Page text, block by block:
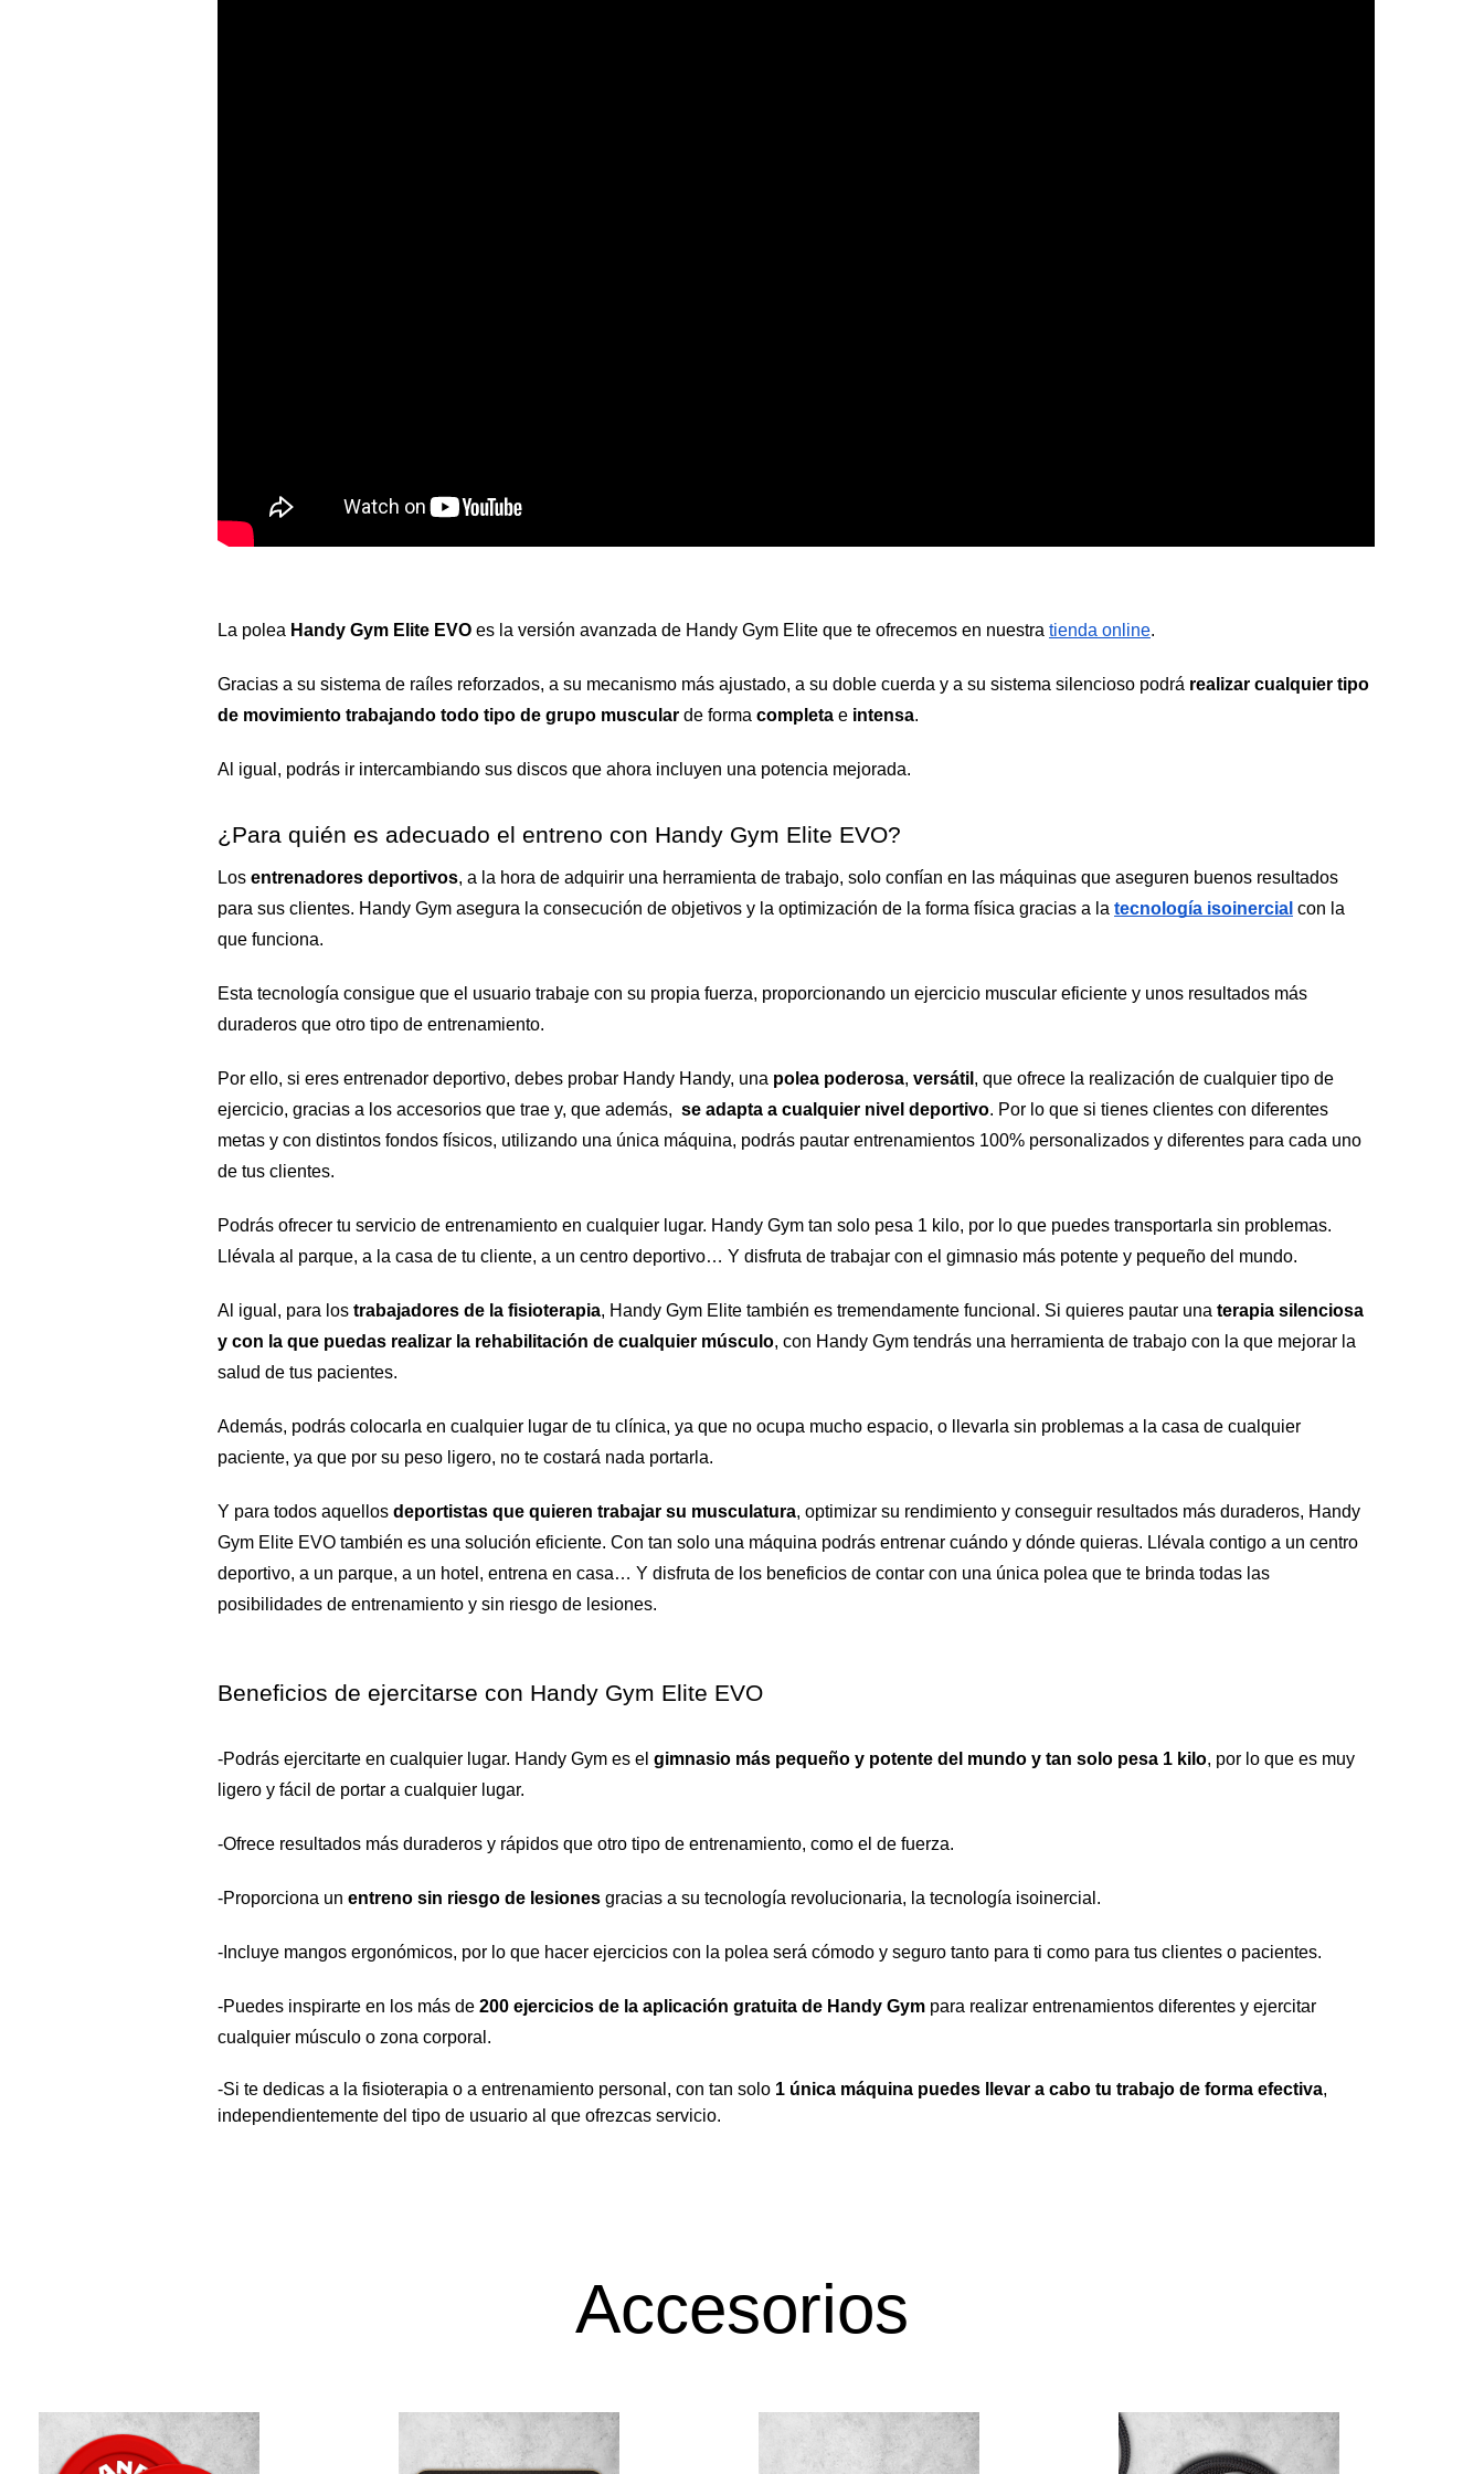
La polea Handy Gym Elite EVO es la versión avanzada de Handy Gym Elite que te ofrecemos en nuestra tienda online.
Gracias a su sistema de raíles reforzados, a su mecanismo más ajustado, a su doble cuerda y a su sistema silencioso podrá realizar cualquier tipo
de movimiento trabajando todo tipo de grupo muscular de forma completa e intensa.
Al igual, podrás ir intercambiando sus discos que ahora incluyen una potencia mejorada.
¿Para quién es adecuado el entreno con Handy Gym Elite EVO?
Los entrenadores deportivos, a la hora de adquirir una herramienta de trabajo, solo confían en las máquinas que aseguren buenos resultados
para sus clientes. Handy Gym asegura la consecución de objetivos y la optimización de la forma física gracias a la tecnología isoinercial con la
que funciona.
Esta tecnología consigue que el usuario trabaje con su propia fuerza, proporcionando un ejercicio muscular eficiente y unos resultados más
duraderos que otro tipo de entrenamiento.
Por ello, si eres entrenador deportivo, debes probar Handy Handy, una polea poderosa, versátil , que ofrece la realización de cualquier tipo de
ejercicio, gracias a los accesorios que trae y, que además, se adapta a cualquier nivel deportivo. Por lo que si tienes clientes con diferentes
metas y con distintos fondos físicos, utilizando una única máquina, podrás pautar entrenamientos 100% personalizados y diferentes para cada uno
de tus clientes.
Podrás ofrecer tu servicio de entrenamiento en cualquier lugar. Handy Gym tan solo pesa 1 kilo, por lo que puedes transportarla sin problemas.
Llévala al parque, a la casa de tu cliente, a un centro deportivo… Y disfruta de trabajar con el gimnasio más potente y pequeño del mundo.
Al igual, para los trabajadores de la fisioterapia, Handy Gym Elite también es tremendamente funcional. Si quieres pautar una terapia silenciosa
y con la que puedas realizar la rehabilitación de cualquier músculo, con Handy Gym tendrás una herramienta de trabajo con la que mejorar la
salud de tus pacientes.
Además, podrás colocarla en cualquier lugar de tu clínica, ya que no ocupa mucho espacio, o llevarla sin problemas a la casa de cualquier
paciente, ya que por su peso ligero, no te costará nada portarla.
Y para todos aquellos deportistas que quieren trabajar su musculatura, optimizar su rendimiento y conseguir resultados más duraderos, Handy
Gym Elite EVO también es una solución eficiente. Con tan solo una máquina podrás entrenar cuándo y dónde quieras. Llévala contigo a un centro
deportivo, a un parque, a un hotel, entrena en casa… Y disfruta de los beneficios de contar con una única polea que te brinda todas las
posibilidades de entrenamiento y sin riesgo de lesiones.
Beneficios de ejercitarse con Handy Gym Elite EVO
-Podrás ejercitarte en cualquier lugar. Handy Gym es el gimnasio más pequeño y potente del mundo y tan solo pesa 1 kilo, por lo que es muy
ligero y fácil de portar a cualquier lugar.
-Ofrece resultados más duraderos y rápidos que otro tipo de entrenamiento, como el de fuerza.
-Proporciona un entreno sin riesgo de lesiones gracias a su tecnología revolucionaria, la tecnología isoinercial.
-Incluye mangos ergonómicos, por lo que hacer ejercicios con la polea será cómodo y seguro tanto para ti como para tus clientes o pacientes.
-Puedes inspirarte en los más de 200 ejercicios de la aplicación gratuita de Handy Gym para realizar entrenamientos diferentes y ejercitar
cualquier músculo o zona corporal.
-Si te dedicas a la fisioterapia o a entrenamiento personal, con tan solo 1 única máquina puedes llevar a cabo tu trabajo de forma efectiva,
independientemente del tipo de usuario al que ofrezcas servicio.
Accesorios